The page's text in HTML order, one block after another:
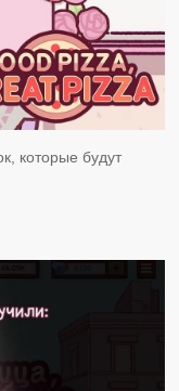
которые будут